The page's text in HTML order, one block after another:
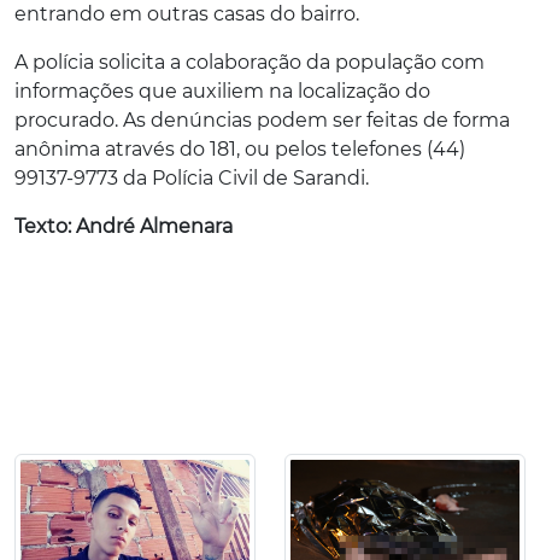
entrando em outras casas do bairro.
A polícia solicita a colaboração da população com
informações que auxiliem na localização do
procurado. As denúncias podem ser feitas de forma
anônima através do 181, ou pelos telefones (44)
99137-9773 da Polícia Civil de Sarandi.
Texto: André Almenara